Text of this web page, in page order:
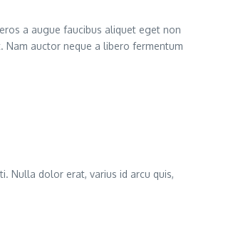
a augue faucibus aliquet eget non
Nam auctor neque a libero fermentum
Nulla dolor erat, varius id arcu quis,